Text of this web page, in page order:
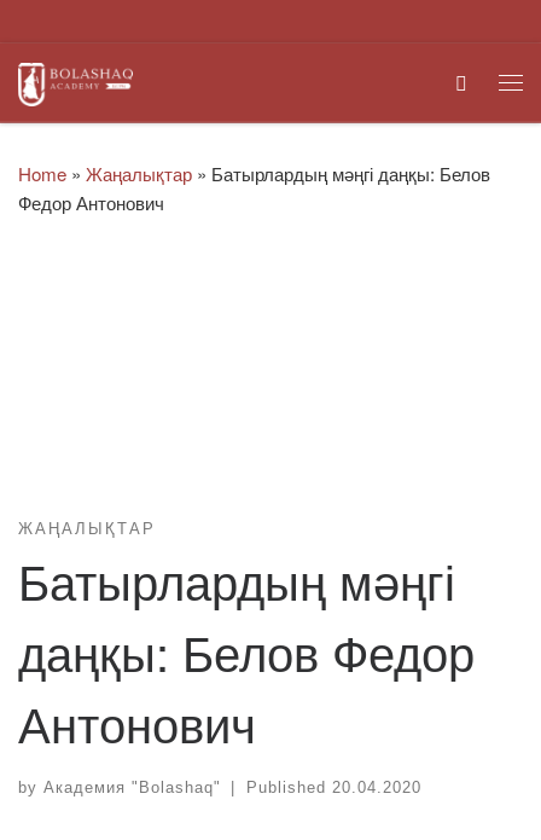
Search
Home » Жаңалықтар » Батырлардың мәңгі даңқы: Белов
Федор Антонович
ЖАҢАЛЫҚТАР
Батырлардың мәңгі
даңқы: Белов Федор
Антонович
by Академия "Bolashaq" | Published 20.04.2020